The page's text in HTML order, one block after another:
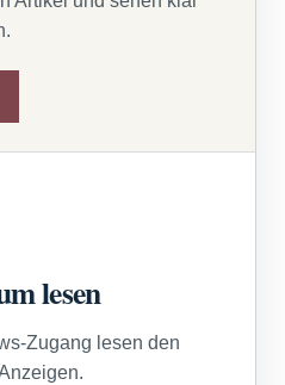
lesen
Zugang lesen den